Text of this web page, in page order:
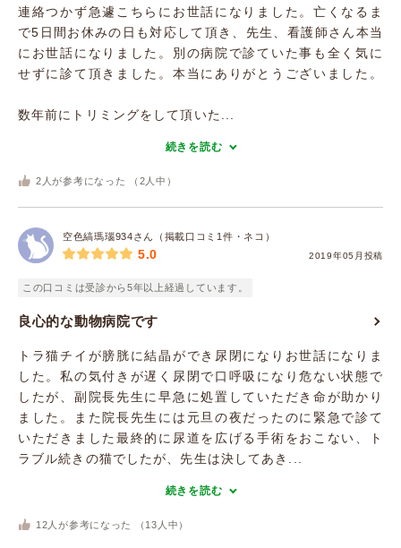
連絡つかず急遽こちらにお世話になりました。亡くなるま
で5日間お休みの日も対応して頂き、先生、看護師さん本当
にお世話になりました。別の病院で診ていた事も全く気に
せずに診て頂きました。本当にありがとうございました。
数年前にトリミングをして頂いた...
続きを読む
2 人が参考になった （ 2 人中）
空色縞瑪瑙934さん（掲載口コミ1件・ネコ）
2019年05月投稿
5.0
この口コミは受診から5年以上経過しています。
良心的な動物病院です
トラ猫チイが膀胱に結晶ができ尿閉になりお世話になりま
した。私の気付きが遅く尿閉で口呼吸になり危ない状態で
したが、副院長先生に早急に処置していただき命が助かり
ました。また院長先生には元旦の夜だったのに緊急で診て
いただきました最終的に尿道を広げる手術をおこない、ト
ラブル続きの猫でしたが、先生は決してあき...
続きを読む
12 人が参考になった （ 13 人中）